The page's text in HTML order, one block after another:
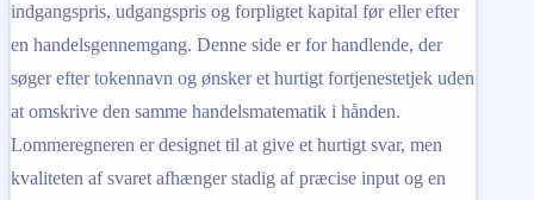
indgangspris, udgangspris og forpligtet kapital før eller efter
en handelsgennemgang. Denne side er for handlende, der
søger efter tokennavn og ønsker et hurtigt fortjenestetjek uden
at omskrive den samme handelsmatematik i hånden.
Lommeregneren er designet til at give et hurtigt svar, men
kvaliteten af svaret afhænger stadig af præcise input og en